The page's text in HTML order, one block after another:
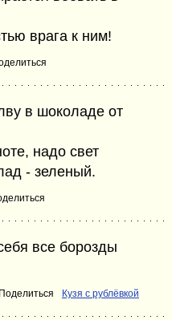
врага к ним!
в шоколаде от
надо свет
- зеленый.
все борозды
Поделиться Кузя с рублёвкой